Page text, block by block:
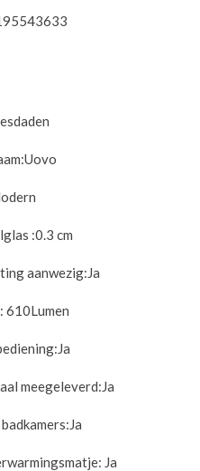
:0.3 cm
aanwezig:Ja
610Lumen
Ja
meegeleverd:Ja
Ja
Ja